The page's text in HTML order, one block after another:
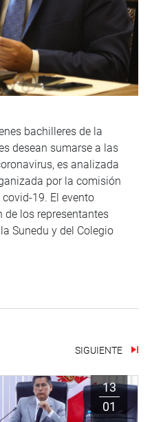
bachilleres de la
desean sumarse a las
es analizada
por la comisión
19. El evento
los representantes
Sunedu y del Colegio
SIGUIENTE
13
01